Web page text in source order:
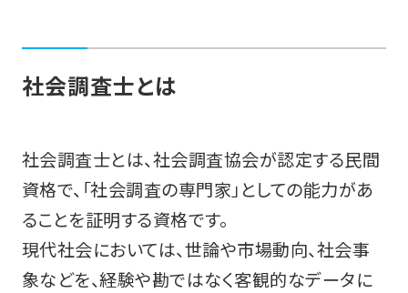
社会調査士とは
社会調査士とは、社会調査協会が認定する民間
資格で、「社会調査の専門家」としての能力があ
ることを証明する資格です。
現代社会においては、世論や市場動向、社会事
象などを、経験や勘ではなく客観的なデータに